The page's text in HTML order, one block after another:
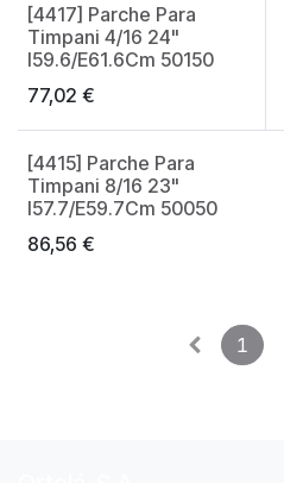
[4417] Parche Para
Timpani 4/16 24"
I59.6/E61.6Cm 50150
77,02 €
[4415] Parche Para
Timpani 8/16 23"
I57.7/E59.7Cm 50050
86,56 €
1